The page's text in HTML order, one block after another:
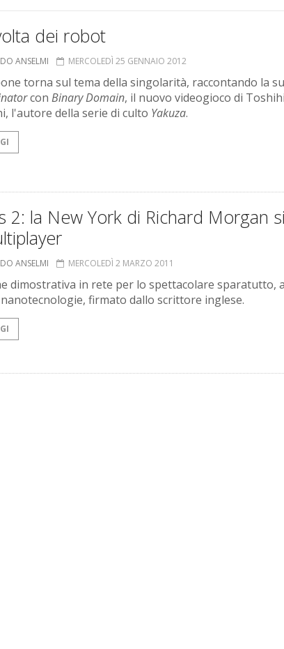
dei robot
ANSELMI MERCOLEDÌ 25 GENNAIO 2012
torna sul tema della singolarità, raccontando la
con Binary Domain, il nuovo videogioco di
l'autore della serie di culto Yakuza.
2: la New York di Richard Morgan
ANSELMI MERCOLEDÌ 2 MARZO 2011
dimostrativa in rete per lo spettacolare sparatutto,
firmato dallo scrittore inglese.